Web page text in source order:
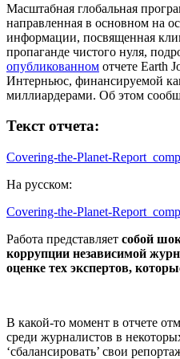
Масштабная глобальная
направленная в основном на
информации, посвященная
пропаганде чистого нуля,
опубликованном отчете Earth
Интерньюс, финансируемой
миллиардерами. Об этом
Текст отчета:
Covering-the-Planet-
На русском:
Covering-the-Planet-
Работа представляет собой
коррупции независимой
оценке тех экспертов,
В какой-то момент в отчете
среди журналистов в
‘сбалансировать’ свои